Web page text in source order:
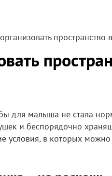
пространство
для малыша не стала
и беспорядочно
условия, в которых